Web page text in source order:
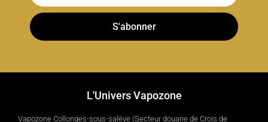
S'abonner
L'Univers Vapozone
Vapozone Collonges-sous-salève (Secteur douane de Crois de